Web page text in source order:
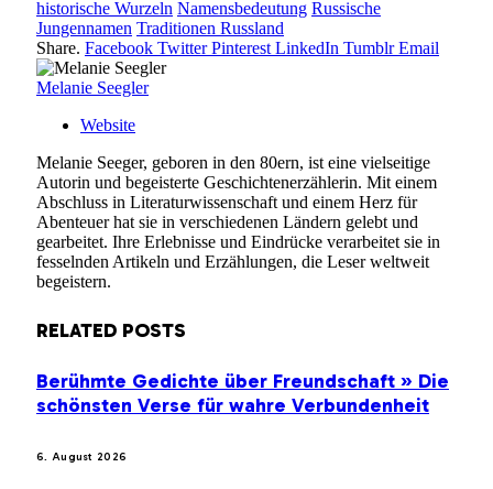
historische Wurzeln Namensbedeutung Russische
Jungennamen Traditionen Russland
Share. Facebook Twitter Pinterest LinkedIn Tumblr Email
Melanie Seegler
Website
Melanie Seeger, geboren in den 80ern, ist eine vielseitige
Autorin und begeisterte Geschichtenerzählerin. Mit einem
Abschluss in Literaturwissenschaft und einem Herz für
Abenteuer hat sie in verschiedenen Ländern gelebt und
gearbeitet. Ihre Erlebnisse und Eindrücke verarbeitet sie in
fesselnden Artikeln und Erzählungen, die Leser weltweit
begeistern.
RELATED POSTS
Berühmte Gedichte über Freundschaft » Die
schönsten Verse für wahre Verbundenheit
6. August 2026